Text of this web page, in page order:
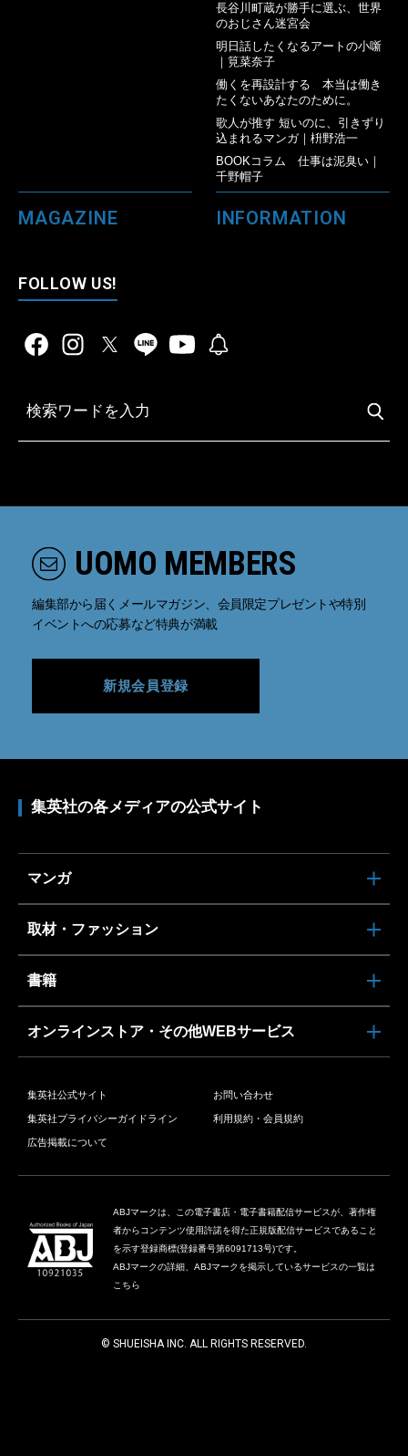
長谷川町蔵が勝手に選ぶ、世界
のおじさん迷宮会
明日話したくなるアートの小噺
｜筧菜奈子
働くを再設計する 本当は働き
たくないあなたのために。
歌人が推す 短いのに、引きずり
込まれるマンガ｜枡野浩一
BOOKコラム 仕事は泥臭い｜
千野帽子
MAGAZINE INFORMATION
FOLLOW US!
UOMO MEMBERS
編集部から届くメールマガジン、会員限定プレゼントや特別
イベントへの応募など特典が満載
新規会員登録
集英社の各メディアの公式サイト
マンガ
取材・ファッション
書籍
オンラインストア・その他WEBサービス
集英社公式サイト お問い合わせ
集英社プライバシーガイドライン 利用規約・会員規約
広告掲載について
ABJマークは、この電子書店・電子書籍配信サービスが、著作権
者からコンテンツ使用許諾を得た正規版配信サービスであること
を示す登録商標(登録番号第6091713号)です。
ABJマークの詳細、ABJマークを掲示しているサービスの一覧は
こちら
© SHUEISHA INC. ALL RIGHTS RESERVED.